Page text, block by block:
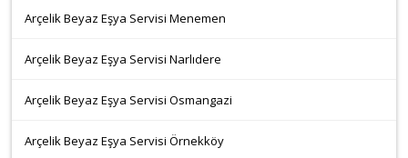
Arçelik Beyaz Eşya Servisi Menemen
Arçelik Beyaz Eşya Servisi Narlıdere
Arçelik Beyaz Eşya Servisi Osmangazi
Arçelik Beyaz Eşya Servisi Örnekköy